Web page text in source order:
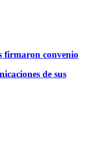
firmaron convenio
de sus